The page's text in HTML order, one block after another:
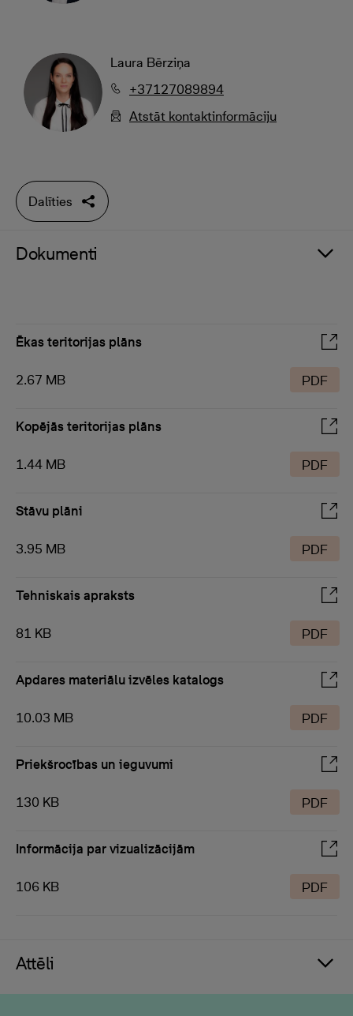
Laura Bērziņa
+37127089894
Atstāt kontaktinformāciju
Dalīties
Dokumenti
Ēkas teritorijas plāns
2.67 MB PDF
Kopējās teritorijas plāns
1.44 MB PDF
Stāvu plāni
3.95 MB PDF
Tehniskais apraksts
81 KB PDF
Apdares materiālu izvēles katalogs
10.03 MB PDF
Priekšrocības un ieguvumi
130 KB PDF
Informācija par vizualizācijām
106 KB PDF
Attēli